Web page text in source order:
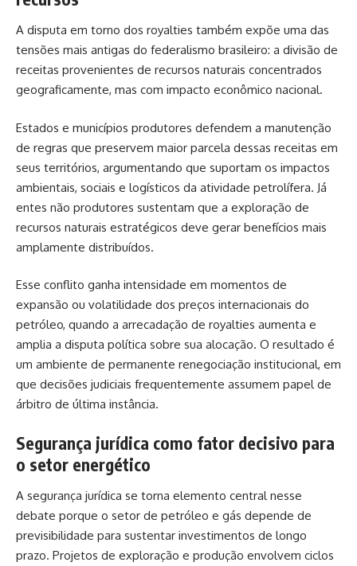
A disputa em torno dos royalties também expõe uma das
tensões mais antigas do federalismo brasileiro: a divisão de
receitas provenientes de recursos naturais concentrados
geograficamente, mas com impacto econômico nacional.
Estados e municípios produtores defendem a manutenção
de regras que preservem maior parcela dessas receitas em
seus territórios, argumentando que suportam os impactos
ambientais, sociais e logísticos da atividade petrolífera. Já
entes não produtores sustentam que a exploração de
recursos naturais estratégicos deve gerar benefícios mais
amplamente distribuídos.
Esse conflito ganha intensidade em momentos de
expansão ou volatilidade dos preços internacionais do
petróleo, quando a arrecadação de royalties aumenta e
amplia a disputa política sobre sua alocação. O resultado é
um ambiente de permanente renegociação institucional, em
que decisões judiciais frequentemente assumem papel de
árbitro de última instância.
Segurança jurídica como fator decisivo para
o setor energético
A segurança jurídica se torna elemento central nesse
debate porque o setor de petróleo e gás depende de
previsibilidade para sustentar investimentos de longo
prazo. Projetos de exploração e produção envolvem ciclos